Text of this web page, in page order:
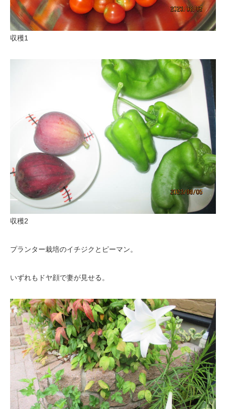
収穫1
収穫2
プランター栽培のイチジクとピーマン。
いずれもドヤ顔で妻が見せる。